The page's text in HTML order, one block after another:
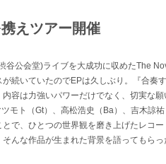
えツアー開催
谷公会堂)ライブを大成功に収めたThe
続いていたのでEPは久しぶり。『合奏
容は力強いパワーだけでなく、切実な
モト（Gt）、高松浩史（Ba）、吉木諒
で、ひとつの世界観を磨き上げたレコー
んな作品が生まれた背景を語ってもらっ